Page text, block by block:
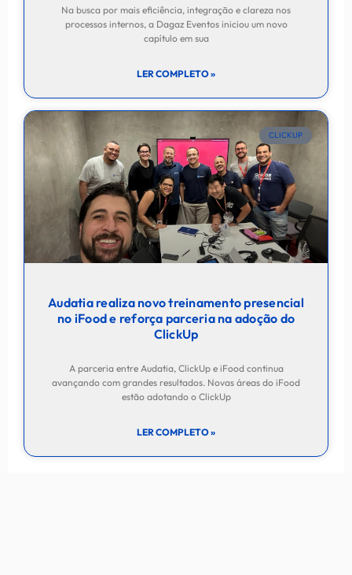
Na busca por mais eficiência, integração e clareza nos
processos internos, a Dagaz Eventos iniciou um novo
capítulo em sua
LER COMPLETO »
CLICKUP
Audatia realiza novo treinamento presencial
no iFood e reforça parceria na adoção do
ClickUp
A parceria entre Audatia, ClickUp e iFood continua
avançando com grandes resultados. Novas áreas do iFood
estão adotando o ClickUp
LER COMPLETO »